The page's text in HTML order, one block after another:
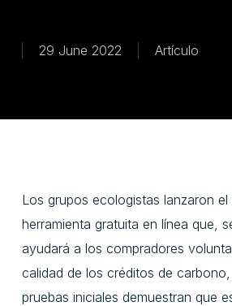
29 June 2022 Artículo
Los grupos ecologistas lanzaron el
herramienta gratuita en línea que,
ayudará a los compradores
calidad de los créditos de
pruebas iniciales demuestran que